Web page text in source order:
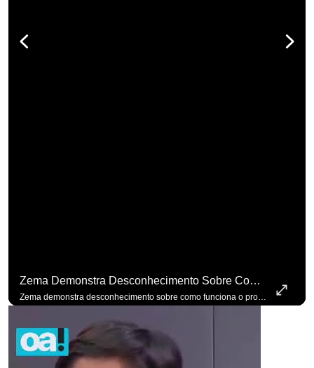
Zema Demonstra Desconhecimento Sobre Como Funciona O Processo De Mudança Das Leis. #OAntagonista
Zema demonstra desconhecimento sobre como funciona o processo de mudança das leis. #OAntagonista Se você busca informação com credibilidade, inscreva-se agora e ative o